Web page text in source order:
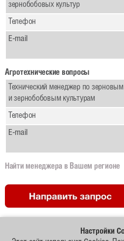
Настройки
зернобобовых культур
Телефон
E-mail
Агротехнические вопросы
Технический менеджер по зерновым
и зернобобовым культурам
Телефон
E-mail
Найти менеджера в Вашем регионе
Гибриды
Бобовые
Горох яровой и
Соя